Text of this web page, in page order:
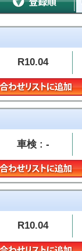
R10.04
車検 : -
R10.04